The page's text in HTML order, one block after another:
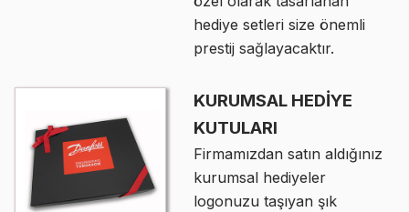
hediye setleri size önemli
prestij sağlayacaktır.
KURUMSAL HEDİYE
KUTULARI
Firmamızdan satın aldığınız
kurumsal hediyeler
logonuzu taşıyan şık